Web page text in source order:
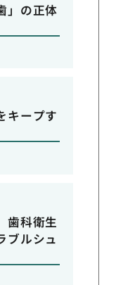
」の正体
キープす
歯科衛生
ブルシュ